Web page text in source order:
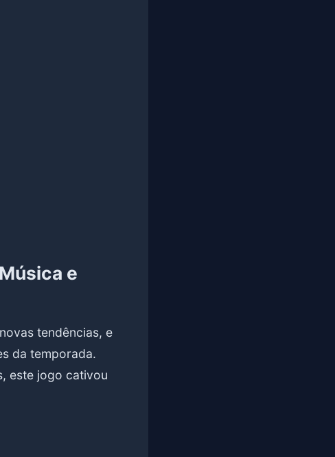
e
tendências, e
da temporada.
este jogo cativou